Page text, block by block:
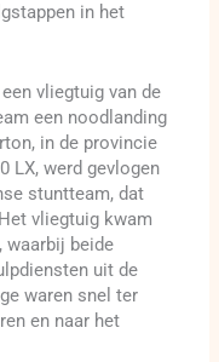
in het
vliegtuig van de
een noodlanding
in de provincie
LX, werd gevlogen
stuntteam, dat
vliegtuig kwam
waarbij beide
uit de
waren snel ter
en naar het